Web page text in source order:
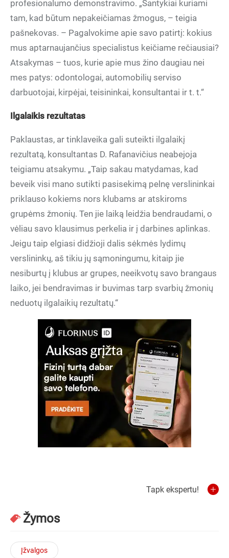
profesionalumo demonstravimo. „Santykiai kuriami
tam, kad būtum nepakeičiamas žmogus, – teigia
pašnekovas. – Pagalvokime apie savo patirtį: kokius
mus aptarnaujančius specialistus keičiame rečiausiai?
Atsakymas – tuos, kurie apie mus žino daugiau nei
mes patys: odontologai, automobilių serviso
darbuotojai, kirpėjai, teisininkai, konsultantai ir t. t.“
Ilgalaikis rezultatas
Paklaustas, ar tinklaveika gali suteikti ilgalaikį
rezultatą, konsultantas D. Rafanavičius neabejoja
teigiamu atsakymu. „Taip sakau matydamas, kad
beveik visi mano sutikti pasisekimą pelnę verslininkai
priklauso kokiems nors klubams ar atskiroms
grupėms žmonių. Ten jie laiką leidžia bendraudami, o
vėliau savo klausimus perkelia ir į darbines aplinkas.
Jeigu taip elgiasi didžioji dalis sėkmės lydimų
verslininkų, aš tikiu jų sąmoningumu, kitaip jie
nesiburtų į klubus ar grupes, neeikvotų savo brangaus
laiko, jei bendravimas ir buvimas tarp svarbių žmonių
neduotų ilgalaikių rezultatų.“
Tapk ekspertu!
Žymos
Įžvalgos